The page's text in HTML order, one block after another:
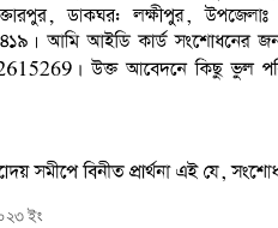
ইং